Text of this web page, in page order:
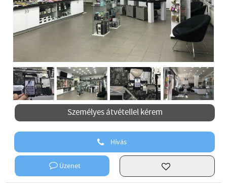
Previous Next
Previous Személyes átvétellel kérem
Hívás
Üzenet